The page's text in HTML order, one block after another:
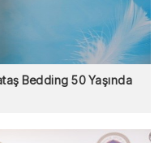
Bedding 50 Yaşında